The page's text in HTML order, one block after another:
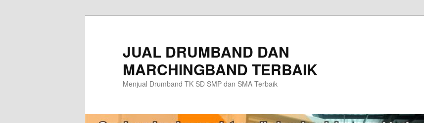
JUAL DRUMBAND DAN
MARCHINGBAND TERBAIK
Menjual Drumband TK SD SMP dan SMA Terbaik